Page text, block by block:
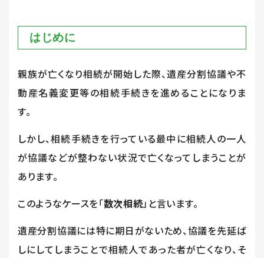
はじめに
親族が亡くなり相続が開始した際、遺産分割協議や不
動産名義変更等の相続手続きを進めることになりま
す。
しかし、相続手続きを行っている最中に相続人の一人
が協議などが整わない状況で亡くなってしまうことが
あります。
このようなケースを「数次相続」と言います。
遺産分割協議には特に期日がないため、協議を先延ば
しにしてしまうことで相続人であった者が亡くなり、そ